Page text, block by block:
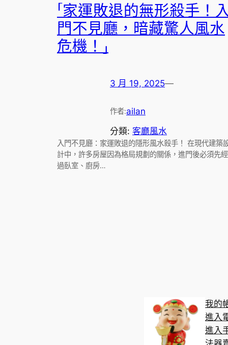
「家運敗退的無形殺手！
門不見廳，暗藏驚人風水
危機！」
3 月 19, 2025—
作者:ailan
分類: 客廳風水
入門不見廳：家運敗退的隱形風水殺手！ 在現代建築
計中，許多房屋因為格局規劃的關係，進門後必須先經
過臥室、廚房…
我的
進入
進入